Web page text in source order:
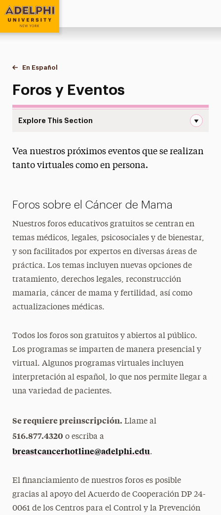
Adelphi University
You are here:
Home
Breast Cancer Hotline & Support Program
En Español
Foros y Eventos
Foros y Eventos
Explore This Section
About
Forums & Events
Educational Resources
Sisters United in Health
Acerca
La Línea Directa
Consejeria
Hispana
Foros y Eventos
Recursos Educativos
Apóyenos
Contáctenos
Vea nuestros próximos eventos que se realizan
tanto virtuales como en persona.
Foros sobre el Cáncer de Mama
Nuestros foros educativos gratuitos se centran en
temas médicos, legales, psicosociales y de bienestar,
y son facilitados por expertos en diversas áreas de
práctica. Los temas incluyen nuevas opciones de
tratamiento, derechos legales, reconstrucción
mamaria, cáncer de mama y fertilidad, así como
actualizaciones médicas.
Todos los foros son gratuitos y abiertos al público.
Los programas se imparten de manera presencial y
virtual. Algunos programas virtuales incluyen
interpretación al español, lo que nos permite llegar a
una variedad de pacientes.
Se requiere preinscripción. Llame al
516.877.4320 o escriba a
breastcancerhotline@adelphi.edu.
El financiamiento de nuestros foros es posible
gracias al apoyo del Acuerdo de Cooperación DP 24-
0061 de los Centros para el Control y la Prevención